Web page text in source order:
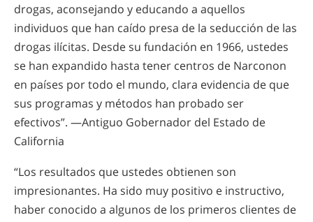
drogas, aconsejando y educando a aquellos
individuos que han caído presa de la seducción de las
drogas ilícitas. Desde su fundación en 1966, ustedes
se han expandido hasta tener centros de Narconon
en países por todo el mundo, clara evidencia de que
sus programas y métodos han probado ser
efectivos”. —Antiguo Gobernador del Estado de
California
“Los resultados que ustedes obtienen son
impresionantes. Ha sido muy positivo e instructivo,
haber conocido a algunos de los primeros clientes de